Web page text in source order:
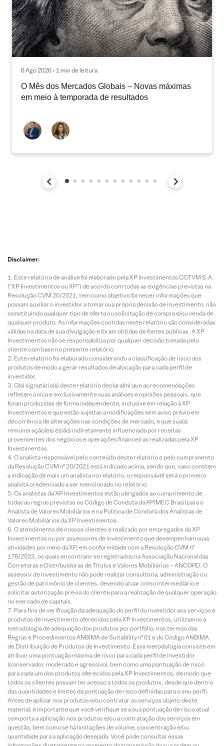
6 Ago 2026 • 1 min de leitura
O Mês dos Mercados Globais – Novas máximas
em meio à temporada de resultados
Disclaimer:
Este relatório de análise foi elaborado pela XP Investimentos CCTVM S.A.
(“XP Investimentos ou XP”) de acordo com todas as exigências previstas na
Resolução CVM 20/2021, tem como objetivo fornecer informações que
possam auxiliar o investidor a tomar sua própria decisão de investimento, não
constituindo qualquer tipo de oferta ou solicitação de compra e/ou venda de
qualquer produto. As informações contidas neste relatório são consideradas
válidas na data de sua divulgação e foram obtidas de fontes públicas. A XP
Investimentos não se responsabiliza por qualquer decisão tomada pelo
cliente com base no presente relatório.
Este relatório foi elaborado considerando a classificação de risco dos
produtos de modo a gerar resultados de alocação para cada perfil de
investidor.
O(s) signatário(s) deste relatório declara(m) que as recomendações
refletem única e exclusivamente suas análises e opiniões pessoais, que
foram produzidas de forma independente, inclusive em relação à XP
Investimentos e que estão sujeitas a modificações sem aviso prévio em
decorrência de alterações nas condições de mercado, e que sua(s)
remuneração(es) é(são) indiretamente influenciada por receitas
provenientes dos negócios e operações financeiras realizadas pela XP
Investimentos.
O analista responsável pelo conteúdo deste relatório e pelo cumprimento
da Resolução CVM nº 20/2021 está indicado acima, sendo que, caso constem
a indicação de mais um analista no relatório, o responsável será o primeiro
analista credenciado a ser mencionado no relatório.
Os analistas da XP Investimentos estão obrigados ao cumprimento de
todas as regras previstas no Código de Conduta da APIMEC Brasil para o
Analista de Valores Mobiliários e na Política de Conduta dos Analistas de
Valores Mobiliários da XP Investimentos.
O atendimento de nossos clientes é realizado por empregados da XP
Investimentos ou por assessores de investimento que desempenham suas
atividades por meio da XP, em conformidade com a Resolução CVM nº
178/2023, os quais encontram-se registrados na Associação Nacional das
Corretoras e Distribuidoras de Títulos e Valores Mobiliários – ANCORD. O
assessor de investimento não pode realizar consultoria, administração ou
gestão de patrimônio de clientes, devendo atuar como intermediário e
solicitar autorização prévia do cliente para a realização de qualquer operação
no mercado de capitais.
Para fins de verificação da adequação do perfil do investidor aos serviços e
produtos de investimento oferecidos pela XP Investimentos, utilizamos a
metodologia de adequação dos produtos por portfólio, nos termos das
Regras e Procedimentos ANBIMA de Suitability nº 01 e do Código ANBIMA
de Distribuição de Produtos de Investimento. Essa metodologia consiste em
atribuir uma pontuação máxima de risco para cada perfil de investidor
(conservador, moderado e agressivo), bem como uma pontuação de risco
para cada um dos produtos oferecidos pela XP Investimentos, de modo que
todos os clientes possam ter acesso a todos os produtos, desde que dentro
das quantidades e limites da pontuação de risco definidas para o seu perfil.
Antes de aplicar nos produtos e/ou contratar os serviços objeto deste
material, é importante que você verifique se a sua pontuação de risco atual
comporta a aplicação nos produtos e/ou a contratação dos serviços em
questão, bem como se há limitações de volume, concentração e/ou
quantidade para a aplicação desejada. Você pode consultar essas